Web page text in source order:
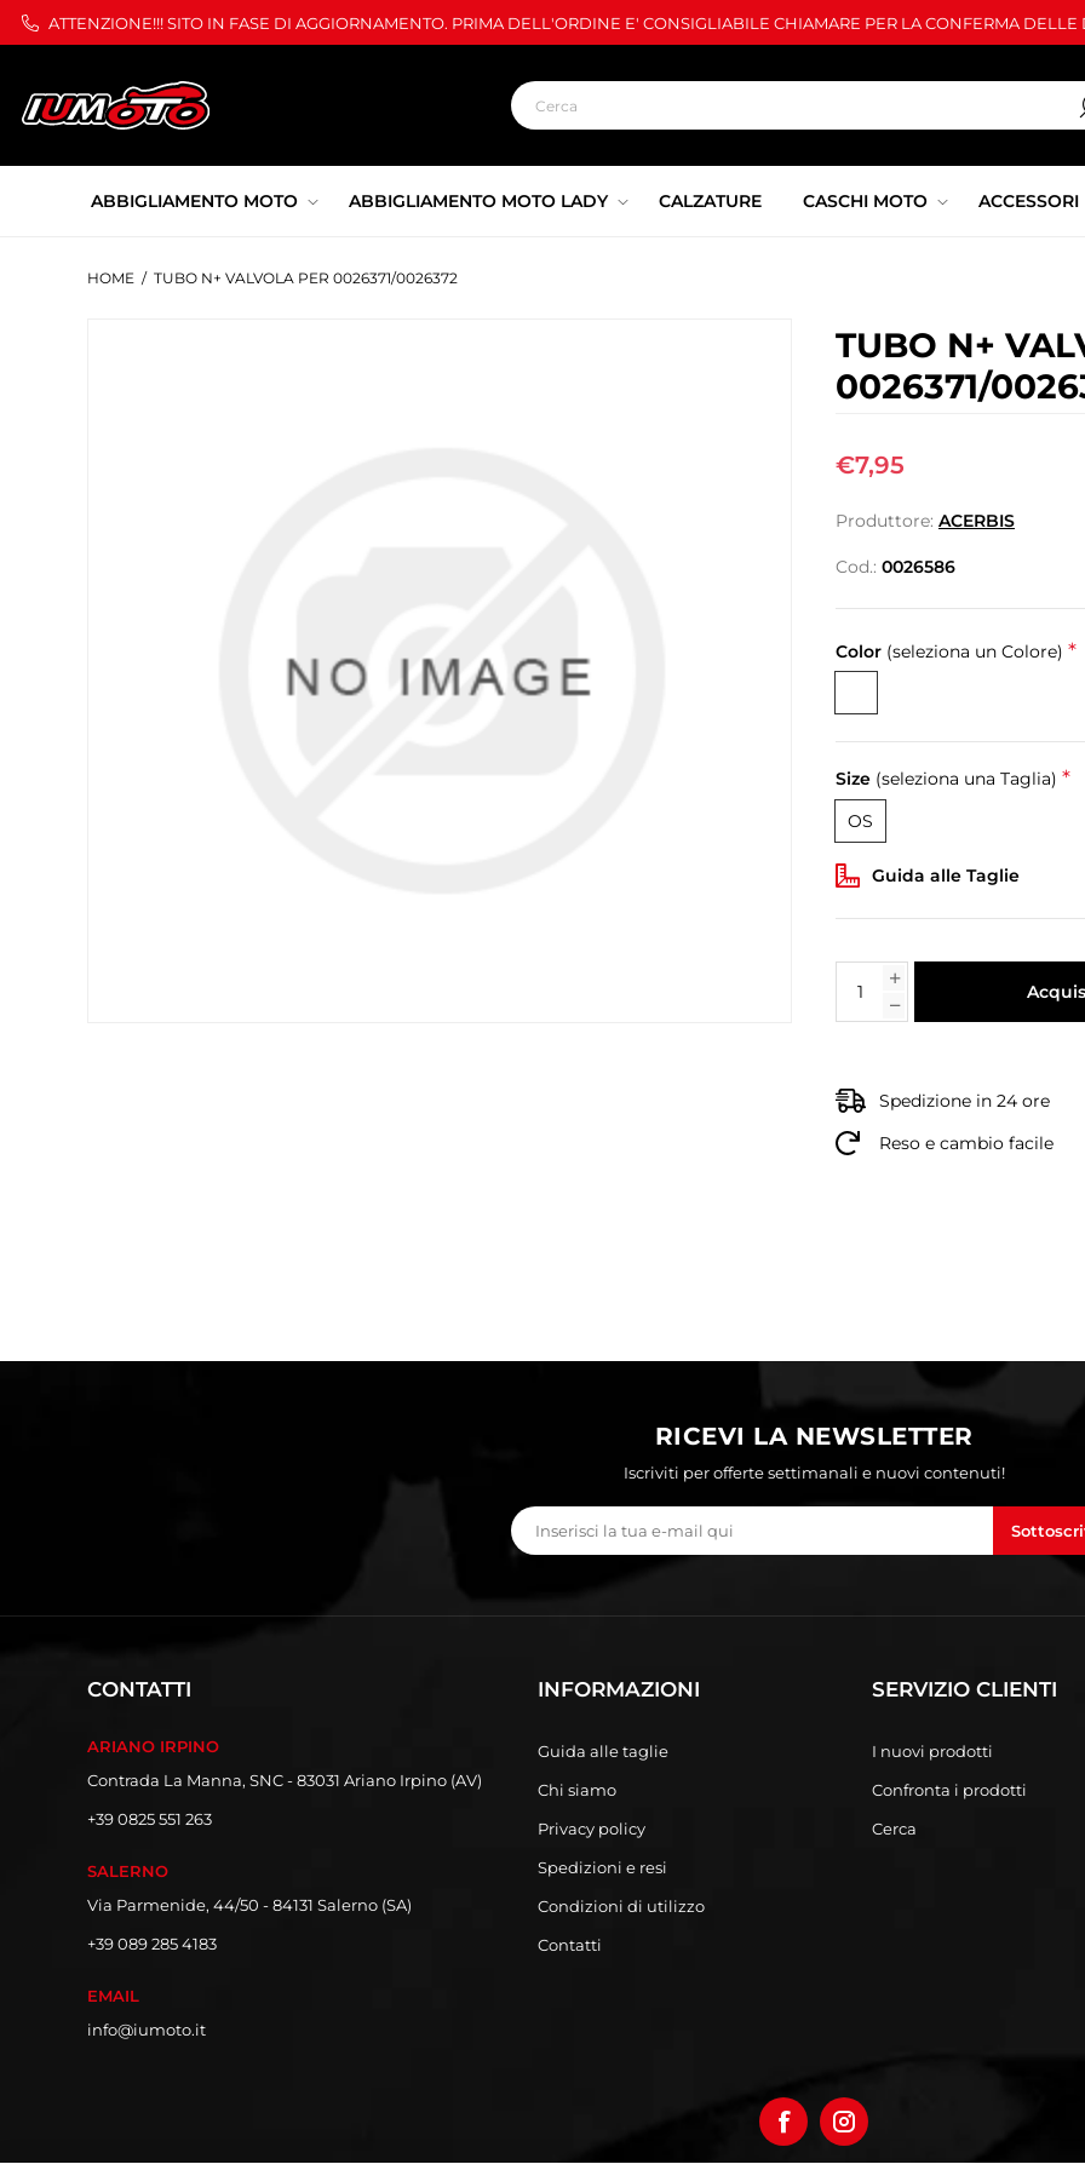
ATTENZIONE!!! SITO IN FASE DI AGGIORNAMENTO. PRIMA DELL'ORDINE E' CONSIGLIABILE CHIAMARE PER LA CONFERMA
ABBIGLIAMENTO MOTO ABBIGLIAMENTO MOTO LADY CALZATURE CASCHI MOTO
HOME / TUBO N+ VALVOLA PER 0026371/0026372
TUBO N+
0026371/
€7,95
Produttore: ACERBIS
Cod.: 0026586
Color (seleziona un Colore) *
Size (seleziona una Taglia) *
OS
Guida alle Taglie
Spedizione in 24 ore
Reso e cambio facile
RICEVI LA NEWSLETTER
Iscriviti per offerte settimanali e nuovi contenuti!
CONTATTI
ARIANO IRPINO
Contrada La Manna, SNC - 83031 Ariano Irpino (AV)
+39 0825 551 263
SALERNO
Via Parmenide, 44/50 - 84131 Salerno (SA)
+39 089 285 4183
EMAIL
info@iumoto.it
INFORMAZIONI
Guida alle taglie
Chi siamo
Privacy policy
Spedizioni e resi
Condizioni di utilizzo
Contatti
SERVIZIO CLIENTI
I nuovi prodotti
Confronta i prodotti
Cerca